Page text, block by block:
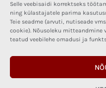
Selle veebisaidi korrektseks
ning külastajatele parima
Teie seadme (arvuti, nutiseade
cookie). Nõusoleku
teatud veebilehe omadusi ja
Kiudtsement